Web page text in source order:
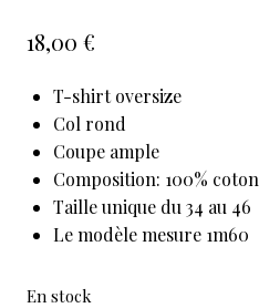
18,00 €
T-shirt oversize
Col rond
Coupe ample
Composition: 100% coton
Taille unique du 34 au 46
Le modèle mesure 1m60
En stock